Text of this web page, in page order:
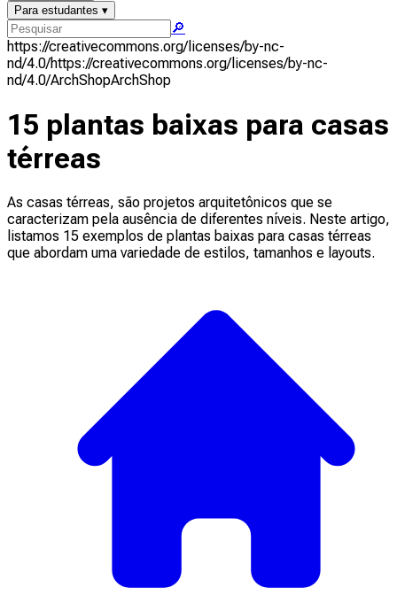
Para estudantes ▾
🔎
https://creativecommons.org/licenses/by-nc-
nd/4.0/https://creativecommons.org/licenses/by-nc-
nd/4.0/ArchShopArchShop
15 plantas baixas para casas
térreas
As casas térreas, são projetos arquitetônicos que se
caracterizam pela ausência de diferentes níveis. Neste artigo,
listamos 15 exemplos de plantas baixas para casas térreas
que abordam uma variedade de estilos, tamanhos e layouts.